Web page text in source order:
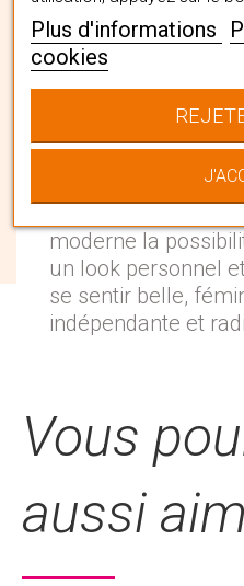
La collection Boho
invitation au
style bohème et à
se compose de
moderne la
un look personnel
se sentir belle,
indépendante et
Vous
aussi
Plus d'informations
cookies